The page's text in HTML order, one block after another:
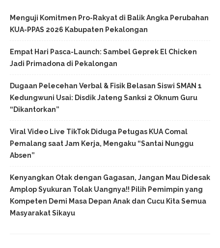
Menguji Komitmen Pro-Rakyat di Balik Angka Perubahan
KUA-PPAS 2026 Kabupaten Pekalongan
Empat Hari Pasca-Launch: Sambel Geprek El Chicken
Jadi Primadona di Pekalongan
Dugaan Pelecehan Verbal & Fisik Belasan Siswi SMAN 1
Kedungwuni Usai: Disdik Jateng Sanksi 2 Oknum Guru
“Dikantorkan”
Viral Video Live TikTok Diduga Petugas KUA Comal
Pemalang saat Jam Kerja, Mengaku “Santai Nunggu
Absen”
Kenyangkan Otak dengan Gagasan, Jangan Mau Didesak
Amplop Syukuran Tolak Uangnya!! Pilih Pemimpin yang
Kompeten Demi Masa Depan Anak dan Cucu Kita Semua
Masyarakat Sikayu